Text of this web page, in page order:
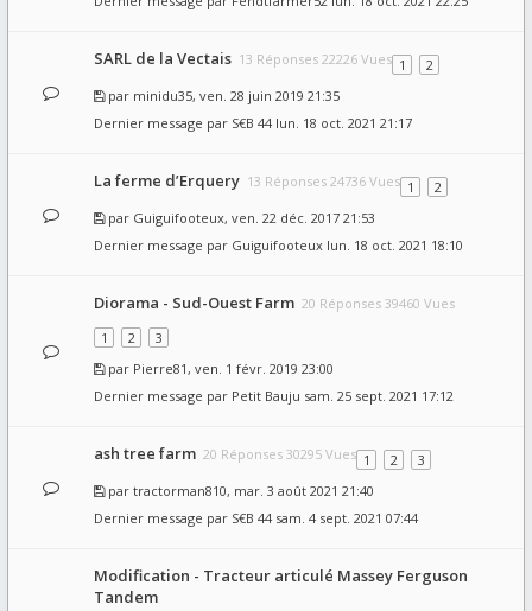
SARL de la Vectais 13 Réponses 22226 Vues 1
2
par minidu35, ven. 28 juin 2019 21:35
Dernier message par S€B 44 lun. 18 oct. 2021 21:17
La ferme d’Erquery 13 Réponses 24736 Vues 1
2
par Guiguifooteux, ven. 22 déc. 2017 21:53
Dernier message par Guiguifooteux lun. 18 oct. 2021 18:10
Diorama - Sud-Ouest Farm 20 Réponses 39460 Vues
1
2
3
par Pierre81, ven. 1 févr. 2019 23:00
Dernier message par Petit Bauju sam. 25 sept. 2021 17:12
ash tree farm 20 Réponses 30295 Vues 1 2
3
par tractorman810, mar. 3 août 2021 21:40
Dernier message par S€B 44 sam. 4 sept. 2021 07:44
Modification - Tracteur articulé Massey Ferguson
Tandem